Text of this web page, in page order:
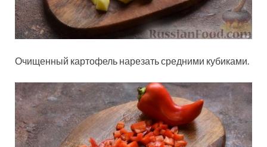
Очищенный картофель нарезать средними кубиками.